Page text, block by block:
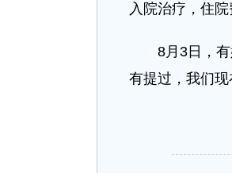
入院治疗，住
8月3日，有媒
有提过，我们